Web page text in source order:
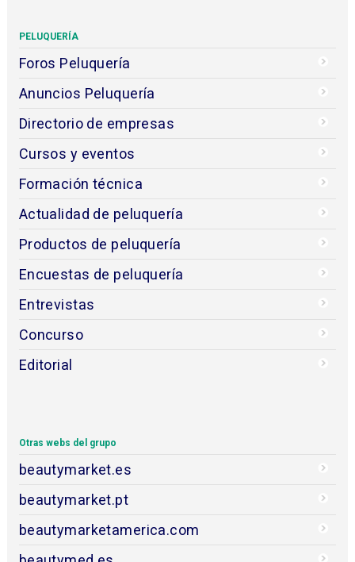
PELUQUERÍA
Foros Peluquería
Anuncios Peluquería
Directorio de empresas
Cursos y eventos
Formación técnica
Actualidad de peluquería
Productos de peluquería
Encuestas de peluquería
Entrevistas
Concurso
Editorial
Otras webs del grupo
beautymarket.es
beautymarket.pt
beautymarketamerica.com